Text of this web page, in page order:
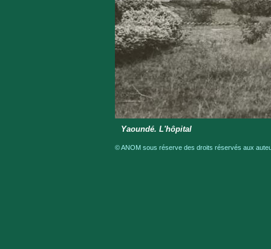
Yaoundé. L'hôpital
© ANOM sous réserve des droits réservés aux